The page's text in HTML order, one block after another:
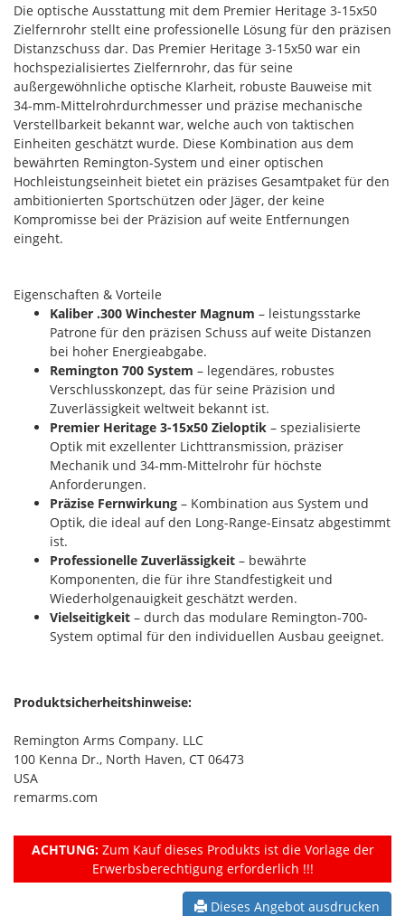
Die optische Ausstattung mit dem Premier Heritage 3-15x50
Zielfernrohr stellt eine professionelle Lösung für den präzisen
Distanzschuss dar. Das Premier Heritage 3-15x50 war ein
hochspezialisiertes Zielfernrohr, das für seine
außergewöhnliche optische Klarheit, robuste Bauweise mit
34-mm-Mittelrohrdurchmesser und präzise mechanische
Verstellbarkeit bekannt war, welche auch von taktischen
Einheiten geschätzt wurde. Diese Kombination aus dem
bewährten Remington-System und einer optischen
Hochleistungseinheit bietet ein präzises Gesamtpaket für den
ambitionierten Sportschützen oder Jäger, der keine
Kompromisse bei der Präzision auf weite Entfernungen
eingeht.
Eigenschaften & Vorteile
Kaliber .300 Winchester Magnum – leistungsstarke
Patrone für den präzisen Schuss auf weite Distanzen
bei hoher Energieabgabe.
Remington 700 System – legendäres, robustes
Verschlusskonzept, das für seine Präzision und
Zuverlässigkeit weltweit bekannt ist.
Premier Heritage 3-15x50 Zieloptik – spezialisierte
Optik mit exzellenter Lichttransmission, präziser
Mechanik und 34-mm-Mittelrohr für höchste
Anforderungen.
Präzise Fernwirkung – Kombination aus System und
Optik, die ideal auf den Long-Range-Einsatz abgestimmt
ist.
Professionelle Zuverlässigkeit – bewährte
Komponenten, die für ihre Standfestigkeit und
Wiederholgenauigkeit geschätzt werden.
Vielseitigkeit – durch das modulare Remington-700-
System optimal für den individuellen Ausbau geeignet.
Produktsicherheitshinweise:
Remington Arms Company. LLC
100 Kenna Dr., North Haven, CT 06473
USA
remarms.com
ACHTUNG:Zum Kauf dieses Produkts ist die Vorlage der
Erwerbsberechtigung erforderlich !!!
Dieses Angebot ausdrucken